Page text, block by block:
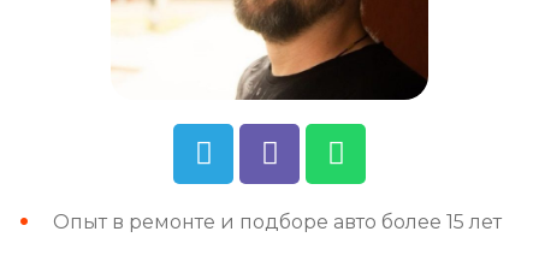
Опыт в ремонте и подборе авто более 15 лет